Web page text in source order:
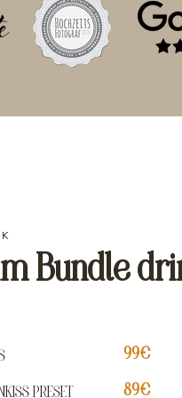
Bundle
99€
PRESET 89€